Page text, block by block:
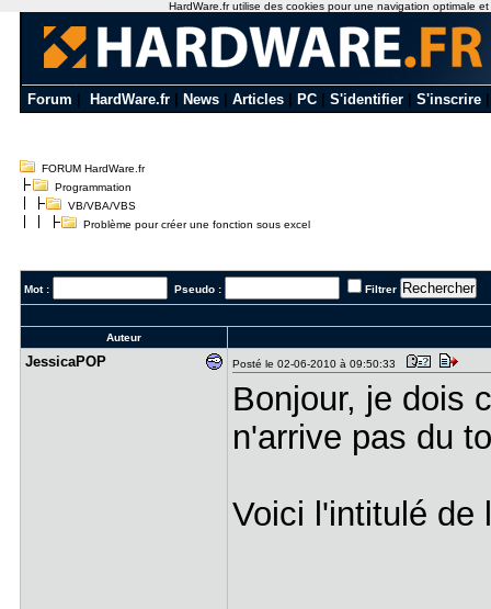
Forum HardWare.fr News Articles PC S'identifier S'inscrire
FORUM HardWare.fr
Programmation
VB/VBA/VBS
Problème pour créer une fonction sous excel
Mot : Pseudo : Filtrer
Auteur
JessicaPOP Posté le 02-06-2010 à 09:50:33
Bonjour, je dois
n'arrive pas du
Voici l'intitulé
HardWare.fr utilise des cookies pour une navigation optimale